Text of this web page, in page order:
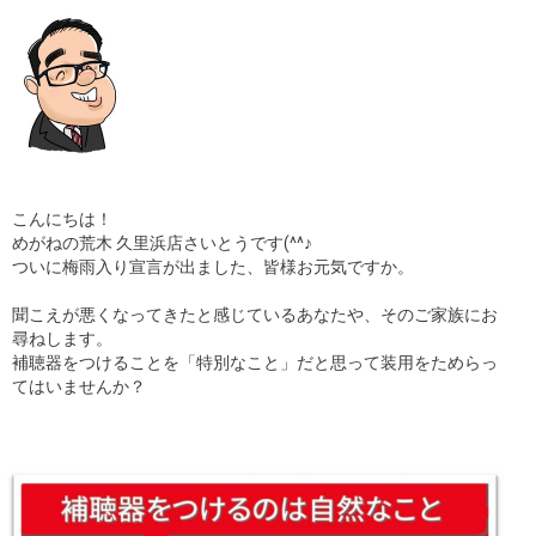
ギャラリー
コラム
ブログ
採用
こんにちは！
めがねの荒木 久里浜店さいとうです(^^♪
ついに梅雨入り宣言が出ました、皆様お元気ですか。
聞こえが悪くなってきたと感じているあなたや、そのご家族にお
尋ねします。
補聴器をつけることを「特別なこと」だと思って装用をためらっ
てはいませんか？